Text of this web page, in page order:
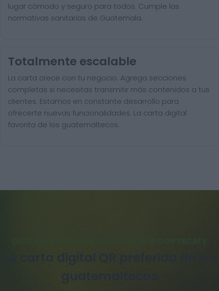
lugar cómodo y seguro para todos. Cumple las
normativas sanitarias de Guatemala.
Totalmente escalable
La carta crece con tu negocio. Agrega secciones
completas si necesitas transmitir más contenidos a tus
clientes. Estamos en constante desarrollo para
ofrecerte nuevas funcionalidades. La carta digital
favorita de los guatemaltecos.